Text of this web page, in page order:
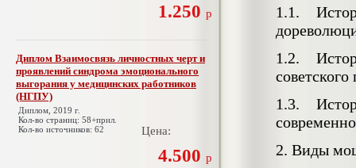
1.250 р
Диплом Взаимосвязь личностных черт и
проявлений синдрома эмоционального
выгорания у медицинских работников
(НГПУ)
Диплом, 2019 г.
Кол-во страниц: 58+прил.
Кол-во источников: 62
Цена:
4.500 р
1.1.
1.2.
1.3.
2. Виды